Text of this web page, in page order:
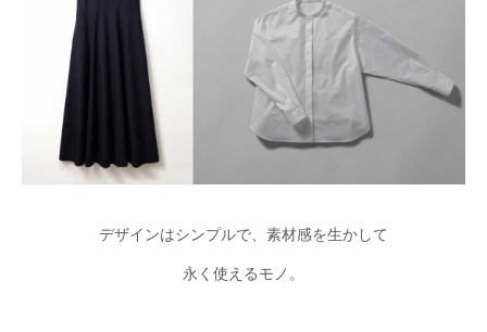
デザインはシンプルで、素材感を生かして
永く使えるモノ。